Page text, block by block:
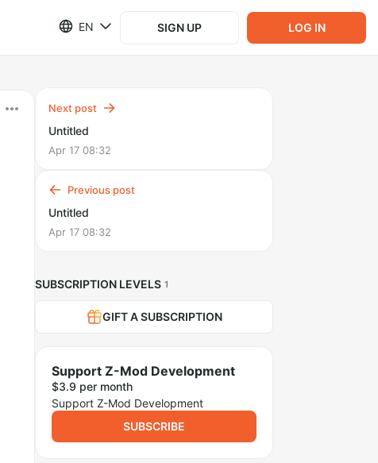
EN SIGN UP LOG IN
Next post
Untitled
Apr 17 08:32
Previous post
Untitled
Apr 17 08:32
SUBSCRIPTION LEVELS 1
GIFT A SUBSCRIPTION
Support Z-Mod Development
$3.9 per month
Support Z-Mod Development
SUBSCRIBE